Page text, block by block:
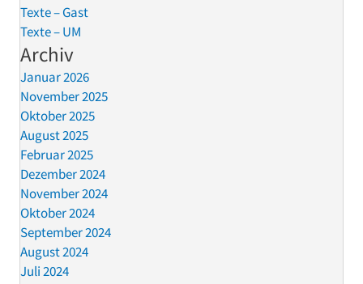
Texte – Gast
Texte – UM
Archiv
Januar 2026
November 2025
Oktober 2025
August 2025
Februar 2025
Dezember 2024
November 2024
Oktober 2024
September 2024
August 2024
Juli 2024